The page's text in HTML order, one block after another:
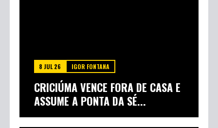
8 JUL 26 IGOR FONTANA
CRICIÚMA VENCE FORA DE CASA E
ASSUME A PONTA DA SÉ...